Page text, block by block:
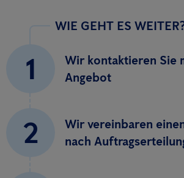
WIE GEHT ES
1
Wir kontaktieren Sie
Angebot
2
Wir vereinbaren
nach